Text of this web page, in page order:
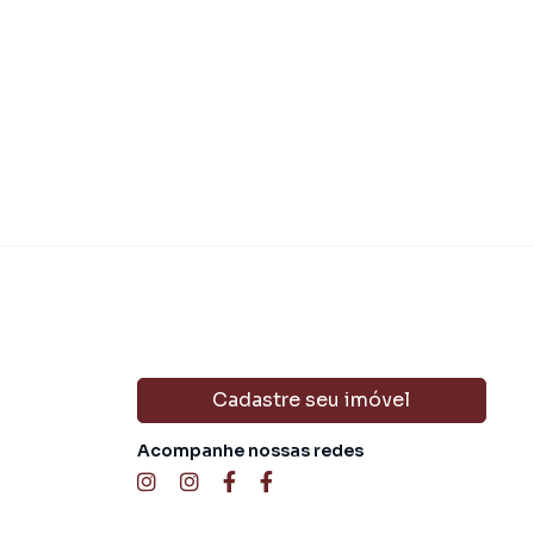
Cadastre seu imóvel
Acompanhe nossas redes